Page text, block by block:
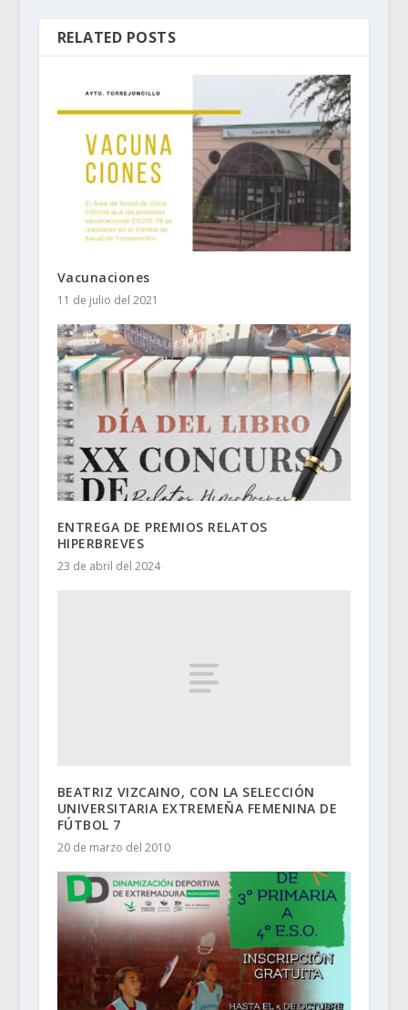
RELATED POSTS
Vacunaciones
11 de julio del 2021
ENTREGA DE PREMIOS RELATOS
HIPERBREVES
23 de abril del 2024
BEATRIZ VIZCAINO, CON LA SELECCIÓN
UNIVERSITARIA EXTREMEÑA FEMENINA DE
FÚTBOL 7
20 de marzo del 2010